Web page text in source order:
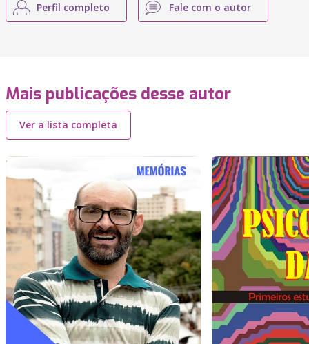
Perfil completo Fale com o autor
Mais publicações desse autor
Ver a lista completa